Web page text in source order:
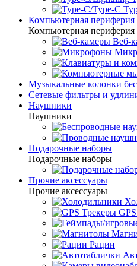
Компьютерная периферия
Компьютерная периферия
Веб-
Музыкальные колонки
Сетевые фильтры и
Наушники
Наушники
Подарочные наборы
Подарочные наборы
Прочие аксессуары
Прочие аксессуары
Рации